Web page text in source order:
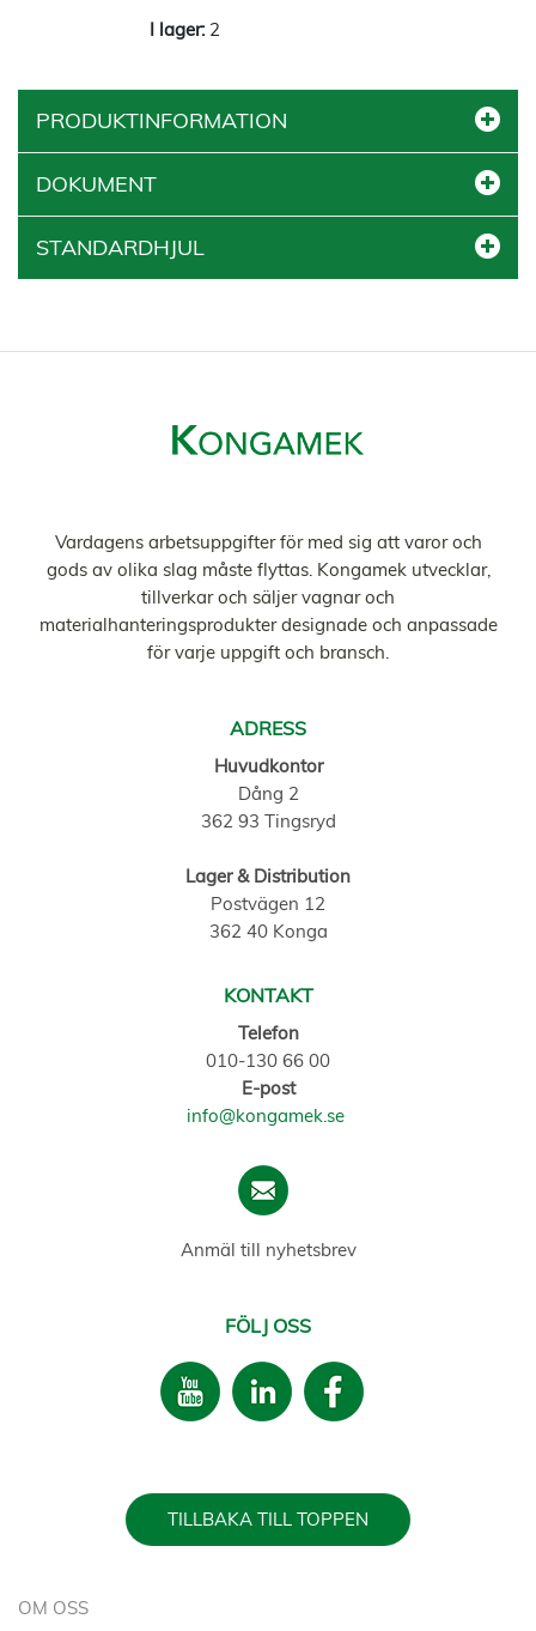
2
PRODUKTINFORMATION
DOKUMENT
STANDARDHJUL
Vardagens arbetsuppgifter för med sig att varor och
gods av olika slag måste flyttas. Kongamek utvecklar,
tillverkar och säljer vagnar och
materialhanteringsprodukter designade och anpassade
för varje uppgift och bransch.
ADRESS
Huvudkontor
Dång 2
362 93 Tingsryd
Lager & Distribution
Postvägen 12
362 40 Konga
KONTAKT
Telefon
010-130 66 00
E-post
info@kongamek.se
Anmäl till nyhetsbrev
FÖLJ OSS
TILLBAKA TILL TOPPEN
OM OSS